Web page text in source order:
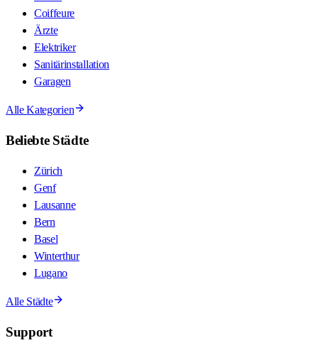
Coiffeure
Ärzte
Elektriker
Sanitärinstallation
Garagen
Alle Kategorien
Beliebte Städte
Zürich
Genf
Lausanne
Bern
Basel
Winterthur
Lugano
Alle Städte
Support